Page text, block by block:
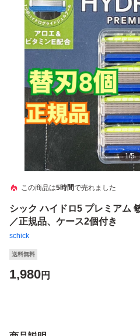
1/5
この商品は5時間で売れました
シック ハイドロ5 プレミアム
／正規品、ケース2個付き
schick
送料無料
1,980円